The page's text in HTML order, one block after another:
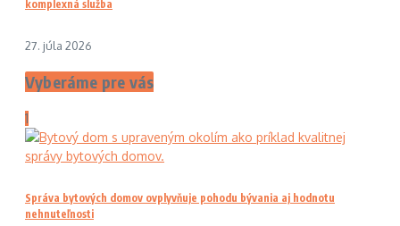
komplexná služba
27. júla 2026
Vyberáme pre vás
1
Správa bytových domov ovplyvňuje pohodu bývania aj hodnotu
nehnuteľnosti